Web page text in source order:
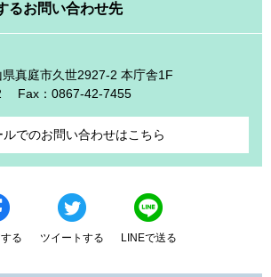
るお問い合わせ先
県真庭市久世2927-2 本庁舎1F
Fax：0867-42-7455
ルでのお問い合わせはこちら
る ツイートする LINEで送る